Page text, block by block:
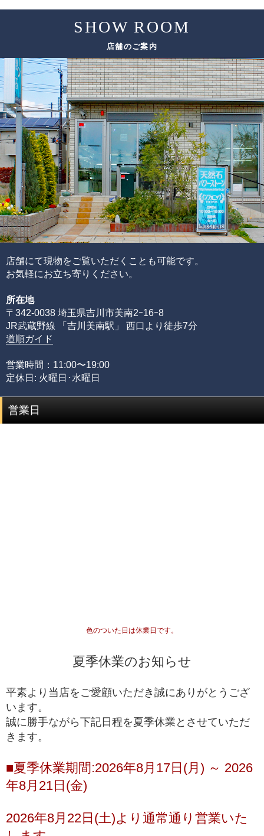
ただし、希少性の高いルチルクォーツは、仕入れのチャン
スも限られてしまうため、替えのビーズをご用意できない
場合がございます。
その場合は、ありのままの美しさをご紹介しております。
基準となる評価ポイント
ルチル
色味
太さ
輝き方
入り方
水晶
色味
透明度
この他にも細かい評価ポイントはございますが、大きく分
けて6つの評価ポイントを基に、各要素の水準が決まり、そ
れらを合算することで品質を見極めています。
ブレスレットの品質階級は、ブレスレットを構成している
各ビーズの品質水準の高さと品質水準のムラで決まりま
す。
通常、半貴石には上記のような基準を基にした品質管理を
することが出来ません。
めには、それぞれの石の一番下から一番上までの全ての品
質を網羅する必要があるからです。
限られた品質の知識のみでは、正確な品質評価をすること
が出来ません。
専門店としてルチルクォーツに情熱を注ぎ、ありとあらゆ
る加工工場に足を運び、積み重ねてきた品質知識があるか
す。
国内でトップクオリティ *1として販売されているライ
きるブレスレット
入門モデル
ルチルクォーツが初めての方や、低価格でも品質の
※上記の階級は、主に産出量の最も多いゴールドルチルクォーツを対象に適
用している基準となります。ビーズへの加工が少ない希少な色味の種類にお
チルクォーツと同じ基準値で品質を測ることが難しく、高品質以上の品質階
級を基本的に定めておりません。
SHOW ROOM
店舗のご案内
店舗にて現物をご覧いただくことも可能です。
お気軽にお立ち寄りください。
所在地
〒342-0038 埼玉県吉川市美南2ｰ16ｰ8
JR武蔵野線 「吉川美南駅」 西口より徒歩7分
道順ガイド
営業時間：11:00〜19:00
定休日: 火曜日･水曜日
営業日
色のついた日は休業日です。
夏季休業のお知らせ
平素より当店をご愛顧いただき誠にありがとうござ
います。
誠に勝手ながら下記日程を夏季休業とさせていただ
きます。
■夏季休業期間:2026年8月17日(月) ～ 2026
年8月21日(金)
2026年8月22日(土)より通常通り営業いた